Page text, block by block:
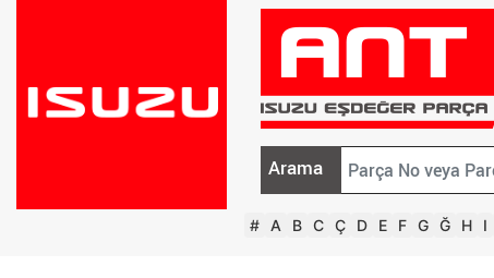
Arama
# A B C Ç D E F G Ğ H I